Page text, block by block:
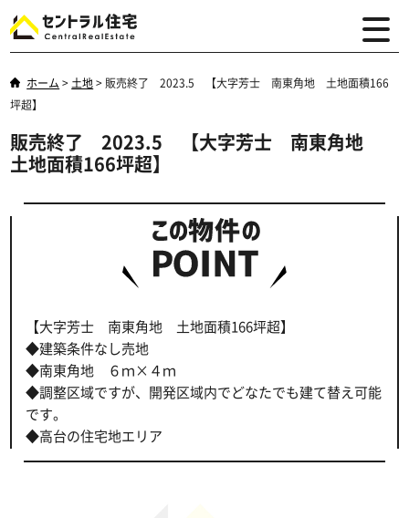
ホーム > 土地> 販売終了 2023.5 【大字芳士 南東角地 土地面積166
坪超】
販売終了 2023.5 【大字芳士 南東角地
土地面積166坪超】
【大字芳士 南東角地 土地面積166坪超】
◆建築条件なし売地
◆南東角地 ６ｍ×４ｍ
◆調整区域ですが、開発区域内でどなたでも建て替え可能
です。
◆高台の住宅地エリア